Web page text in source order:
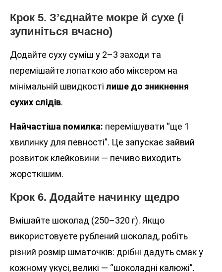
Крок 5. З’єднайте мокре й сухе (і
зупиніться вчасно)
Додайте суху суміш у 2–3 заходи та
перемішайте лопаткою або міксером на
мінімальній швидкості лише до зникнення
сухих слідів.
Найчастіша помилка: перемішувати “ще 1
хвилинку для певності”. Це запускає зайвий
розвиток клейковини — печиво виходить
жорсткішим.
Крок 6. Додайте начинку щедро
Вмішайте шоколад (250–320 г). Якщо
використовуєте рублений шоколад, робіть
різний розмір шматочків: дрібні дадуть смак у
кожному укусі, великі — “шоколадні калюжі”.